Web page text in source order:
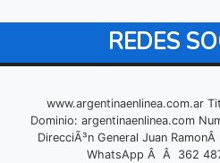
REDES
www.argentinaenlinea.com.ar
Dominio: argentinaenlinea.com
DirecciÃ³n General Juan
WhatsApp Â Â 362